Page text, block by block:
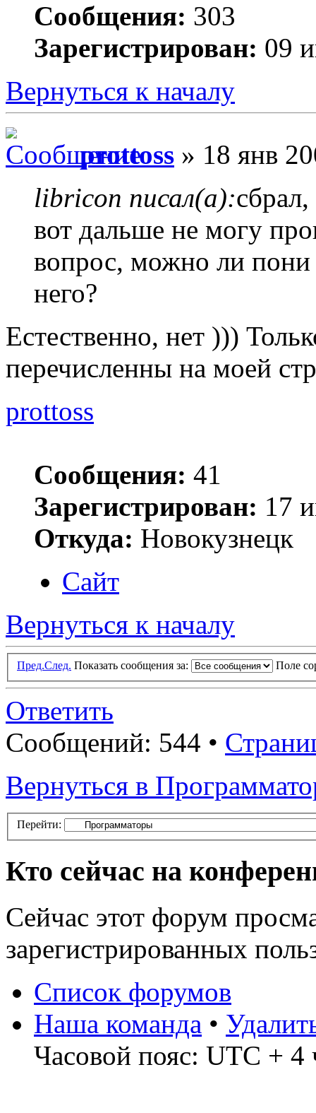
Сообщения: 303
Зарегистрирован: 09
Вернуться к началу
prottoss » 18 янв
libricon писал(а):
вот дальше не могу
вопрос, можно ли пони
него?
Естественно, нет )))
перечисленны на моей
prottoss
Сообщения: 41
Зарегистрирован: 17
Откуда: Новокузнецк
Сайт
Вернуться к началу
Пред.След. Показать сообщения за: Поле
Ответить
Сообщений: 544 •
Вернуться в
Перейти:
Кто сейчас на
Сейчас этот форум
зарегистрированных
Список форумов
Наша команда •
Часовой пояс: UTC + 4